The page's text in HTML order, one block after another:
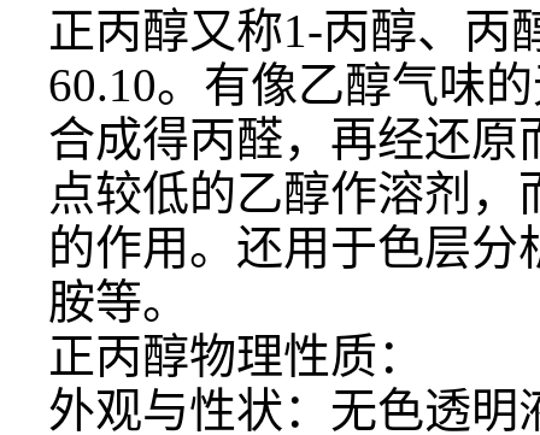
正丙醇又称1-丙醇、丙
60.10。有像乙醇气味
合成得丙醛，再经还
点较低的乙醇作溶剂
的作用。还用于色层
胺等。
正丙醇物理性质：
外观与性状：无色透明